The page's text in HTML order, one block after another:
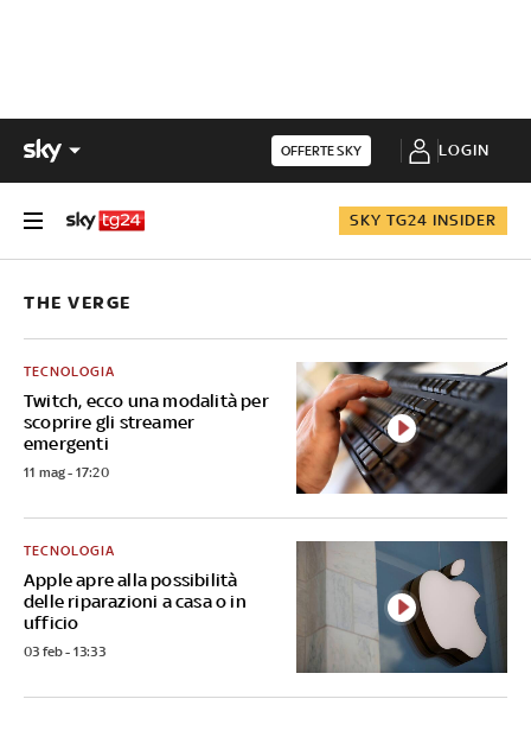
OFFERTE SKY LOGIN
SKY TG24 INSIDER
THE VERGE
Twitch, ecco una modalità per
scoprire gli streamer
emergenti
TECNOLOGIA
11 mag - 17:20
Apple apre alla possibilità
delle riparazioni a casa o in
ufficio
TECNOLOGIA
03 feb - 13:33